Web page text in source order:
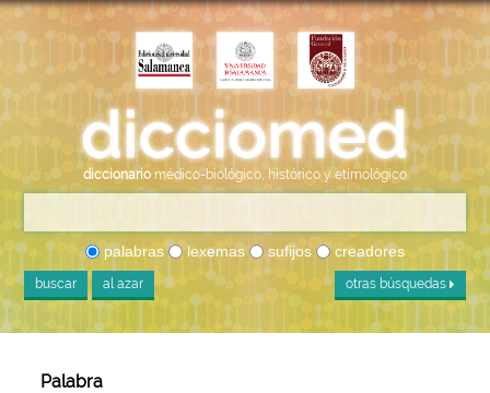
diccionario médico-biológico, histórico y etimológico
palabras lexemas sufijos creadores
buscar al azar otras búsquedas
Palabra